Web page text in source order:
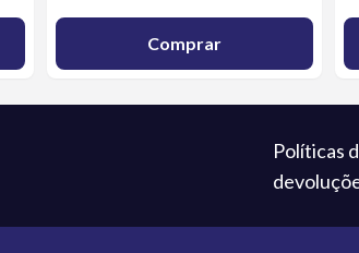
Comprar
Políticas